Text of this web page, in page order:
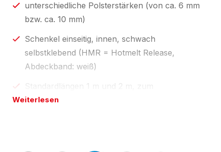
unterschiedliche Polsterstärken (von ca. 6 mm
bzw. ca. 10 mm)
Schenkel einseitig, innen, schwach
selbstklebend (HMR = Hotmelt Release,
Abdeckband: weiß)
Standardlängen 1 m und 2 m, zum
Selbstablängen;
Weiterlesen